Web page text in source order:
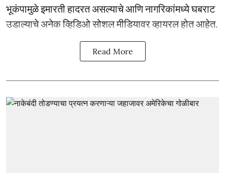
भूकंपामुळे इमारती हादरत असल्याचे आणि नागरिकांमध्ये घबराट
उडाल्याचे अनेक व्हिडिओ सोशल मीडियावर व्हायरल होत आहेत.
Read More